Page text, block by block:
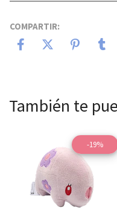
COMPARTIR:
También te
-19%